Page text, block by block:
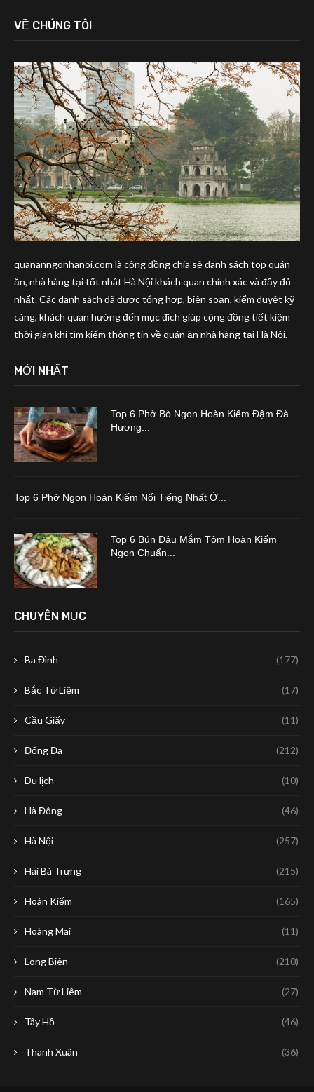
VỀ CHÚNG TÔI
quananngonhanoi.com là cộng đồng chia sẻ danh sách top quán
ăn, nhà hàng tại tốt nhât Hà Nội khách quan chính xác và đầy đủ
nhất. Các danh sách đã được tổng hợp, biên soạn, kiểm duyệt kỹ
càng, khách quan hướng đến mục đích giúp cộng đồng tiết kiệm
thời gian khi tìm kiếm thông tin về quán ăn nhà hàng tại Hà Nội.
MỚI NHẤT
Top 6 Phở Bò Ngon Hoàn Kiếm Đậm Đà
Hương...
Top 6 Phở Ngon Hoàn Kiếm Nổi Tiếng Nhất Ở...
Top 6 Bún Đậu Mắm Tôm Hoàn Kiếm
Ngon Chuẩn...
CHUYÊN MỤC
Ba Đình (177)
Bắc Từ Liêm (17)
Cầu Giấy (11)
Đống Đa (212)
Du lịch (10)
Hà Đông (46)
Hà Nội (257)
Hai Bà Trưng (215)
Hoàn Kiếm (165)
Hoàng Mai (11)
Long Biên (210)
Nam Từ Liêm (27)
Tây Hồ (46)
Thanh Xuân (36)